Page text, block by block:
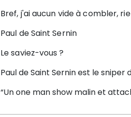
Bref, j'ai aucun vide à combler,
Paul de Saint Sernin
Le saviez-vous ?
Paul de Saint Sernin est le sniper
“Un one man show malin et